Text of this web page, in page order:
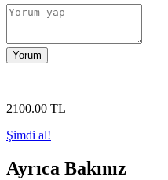
Yorum
2100.00 TL
Şimdi al!
Ayrıca Bakınız